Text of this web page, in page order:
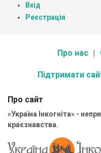
Вхід
Реєстрація
Про нас
Підтримати
Про сайт
«Україна Інкогніта» -
краєзнавства.